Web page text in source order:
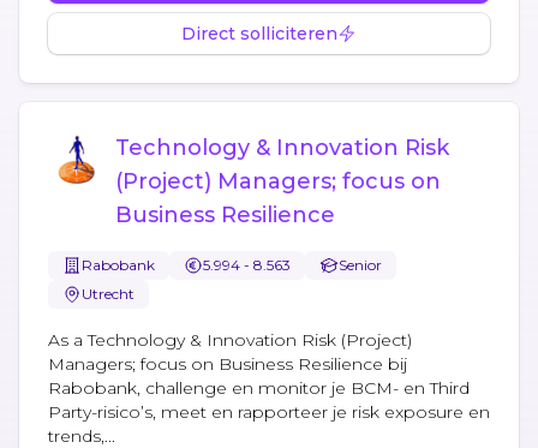
Direct solliciteren
Technology & Innovation Risk
(Project) Managers; focus on
Business Resilience
Rabobank 5.994 - 8.563
Senior
Utrecht
As a Technology & Innovation Risk (Project)
Managers; focus on Business Resilience bij
Rabobank, challenge en monitor je BCM- en Third
Party-risico’s, meet en rapporteer je risk exposure en
trends,...